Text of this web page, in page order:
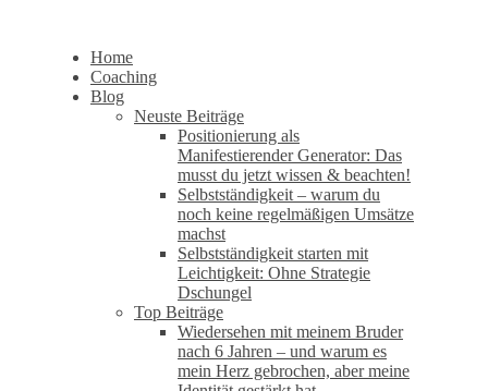
Home
Coaching
Blog
Neuste Beiträge
Positionierung als
Manifestierender Generator: Das
musst du jetzt wissen & beachten!
Selbstständigkeit – warum du
noch keine regelmäßigen Umsätze
machst
Selbstständigkeit starten mit
Leichtigkeit: Ohne Strategie
Dschungel
Top Beiträge
Wiedersehen mit meinem Bruder
nach 6 Jahren – und warum es
mein Herz gebrochen, aber meine